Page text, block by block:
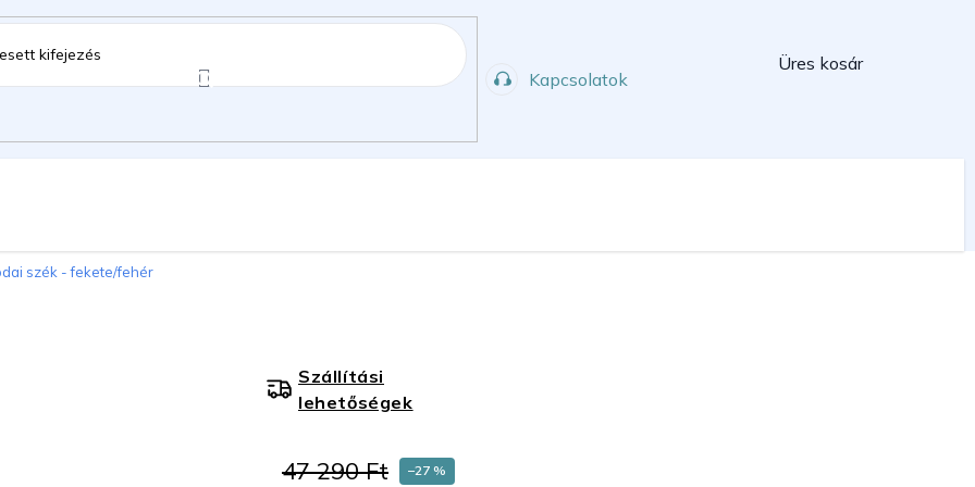
Kapcsolatok
Kosár
Üres kosár
szék - fekete/fehér
47 290 Ft –27 %
Szállítási
lehetőségek